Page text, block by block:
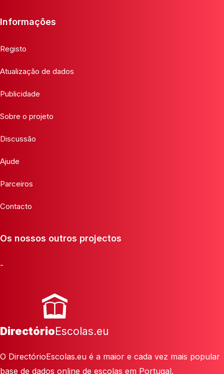
Informações
Registo
Atualização de dados
Publicidade
Sobre o projeto
Discussão
Ajude
Parceiros
Contacto
Os nossos outros projectos
-
DirectórioEscolas.eu
O DirectórioEscolas.eu é a maior e cada vez mais popular
base de dados online de escolas em Portugal.